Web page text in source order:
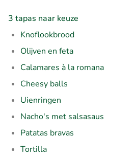
3 tapas naar keuze
Knoflookbrood
Olijven en feta
Calamares à la romana
Cheesy balls
Uienringen
Nacho's met salsasaus
Patatas bravas
Tortilla